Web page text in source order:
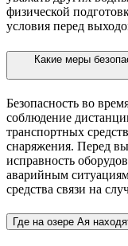
физической
условия перед
Какие меры
Безопасность во
соблюдение
транспортных
снаряжения. Перед
исправность
аварийным
средства связи на
Где на озере Ая